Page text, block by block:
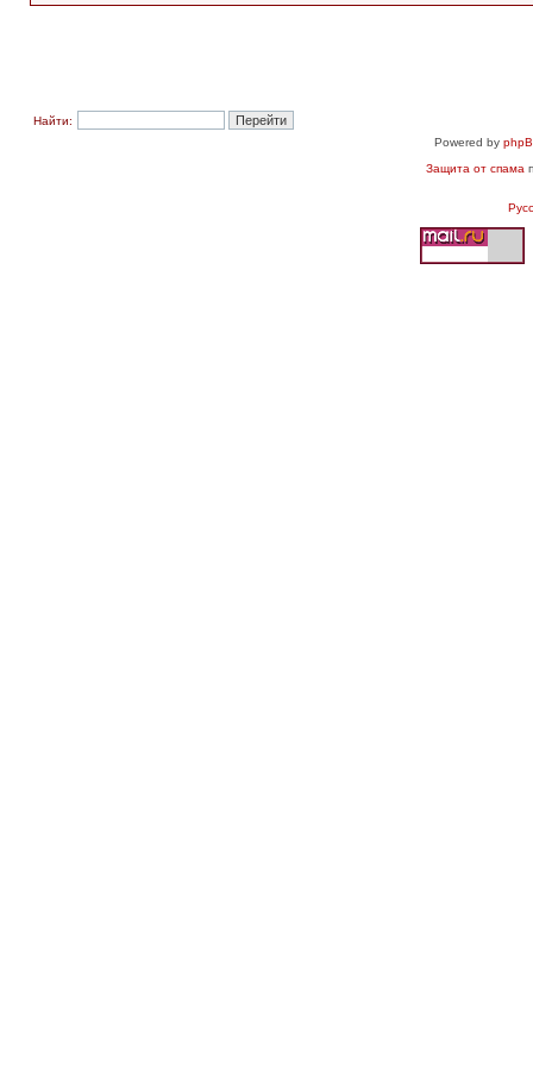
Найти:
Powered by
Защита от спама